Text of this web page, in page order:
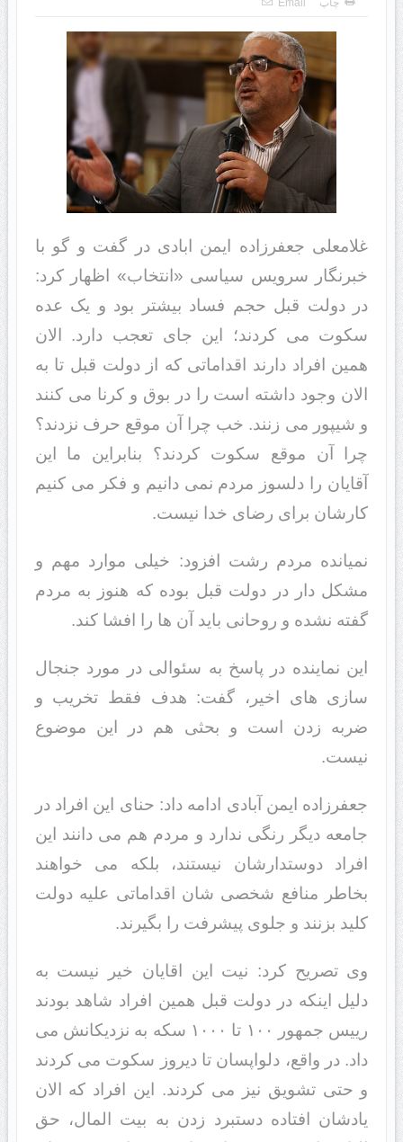
چاپ
Email
غلامعلی جعفرزاده ایمن ابادی در گفت و گو با
خبرنگار سرویس سیاسی «انتخاب» اظهار کرد:
در دولت قبل حجم فساد بیشتر بود و یک عده
سکوت می کردند؛ این جای تعجب دارد. الان
همین افراد دارند اقداماتی که از دولت قبل تا به
الان وجود داشته است را در بوق و کرنا می کنند
و شیپور می زنند. خب چرا آن موقع حرف نزدند؟
چرا آن موقع سکوت کردند؟ بنابراین ما این
آقایان را دلسوز مردم نمی دانیم و فکر می کنیم
کارشان برای رضای خدا نیست.
نمیانده مردم رشت افزود: خیلی موارد مهم و
مشکل دار در دولت قبل بوده که هنوز به مردم
گفته نشده و روحانی باید آن ها را افشا کند.
این نماینده در پاسخ به سئوالی در مورد جنجال
سازی های اخیر، گفت: هدف فقط تخریب و
ضربه زدن است و بحثی هم در این موضوع
نیست.
جعفرزاده ایمن آبادی ادامه داد: حنای این افراد در
جامعه دیگر رنگی ندارد و مردم هم می دانند این
افراد دوستدارشان نیستند، بلکه می خواهند
بخاطر منافع شخصی شان اقداماتی علیه دولت
کلید بزنند و جلوی پیشرفت را بگیرند.
وی تصریح کرد: نیت این اقایان خیر نیست به
دلیل اینکه در دولت قبل همین افراد شاهد بودند
رییس جمهور ۱۰۰ تا ۱۰۰۰ سکه به نزدیکانش می
داد. در واقع، دلواپسان تا دیروز سکوت می کردند
و حتی تشویق نیز می کردند. این افراد که الان
یادشان افتاده دستبرد زدن به بیت المال، حق